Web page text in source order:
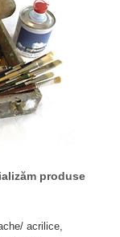
ăm produse
acrilice,